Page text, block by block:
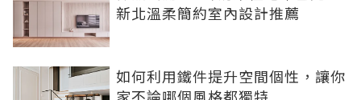
新北溫柔簡約室內設計推薦
如何利用鐵件提升空間個性，讓你
家不論哪個風格都獨特